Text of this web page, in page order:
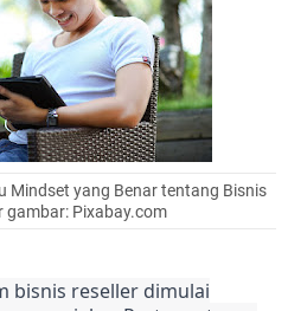
Mindset yang Benar tentang Bisnis
gambar: Pixabay.com
bisnis reseller dimulai